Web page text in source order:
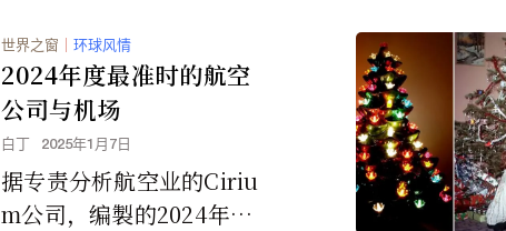
世界之窗 ｜ 环球风情
2024年度最准时的航空
公司与机场
白丁 2025年1月7日
据专责分析航空业的Ciriu
m公司，编製的2024年年